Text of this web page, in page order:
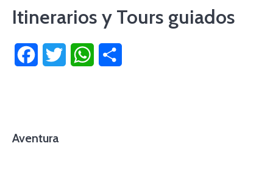
Itinerarios y Tours guiados
FacebookTwitter WhatsApp
Aventura